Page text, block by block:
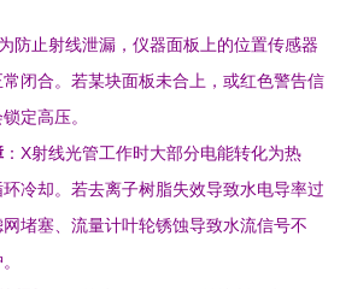
为防止射线泄漏，仪器面板上的位置传感器
闭合。若某块面板未合上，或红色警告信
定高压。
：X射线光管工作时大部分电能转化为热
冷却。若去离子树脂失效导致水电导率过
堵塞、流量计叶轮锈蚀导致水流信号不
。